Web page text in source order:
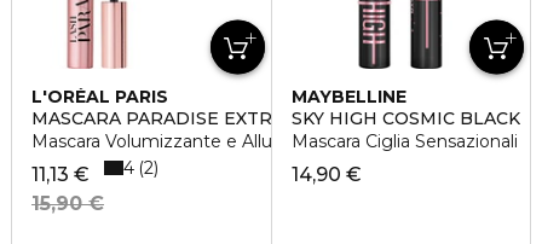
L'ORÉAL PARIS
MASCARA PARADISE EXTRA BLACK
Mascara Volumizzante e Allungante
11,13 €
15,90 €
4 2
MAYBELLINE
SKY HIGH COSMIC BLACK
Mascara Ciglia Sensazionali
14,90 €